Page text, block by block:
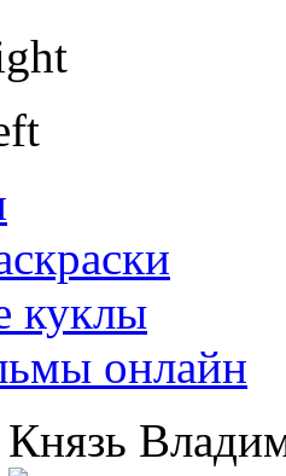
куклы
онлайн
Князь